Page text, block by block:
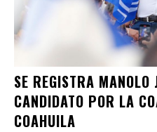
SE REGISTRA MANOLO
CANDIDATO POR LA
COAHUILA